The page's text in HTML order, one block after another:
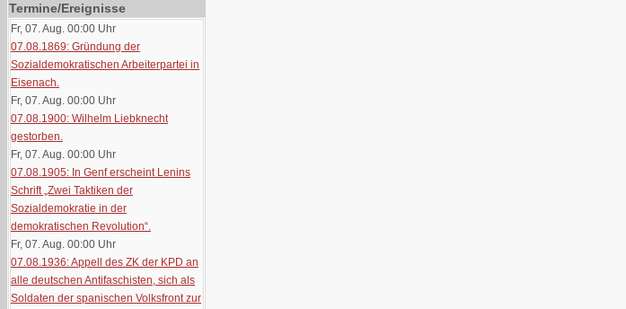
Termine/Ereignisse
Fr, 07. Aug. 00:00 Uhr
07.08.1869: Gründung der
Sozialdemokratischen Arbeiterpartei in
Eisenach.
Fr, 07. Aug. 00:00 Uhr
07.08.1900: Wilhelm Liebknecht
gestorben.
Fr, 07. Aug. 00:00 Uhr
07.08.1905: In Genf erscheint Lenins
Schrift „Zwei Taktiken der
Sozialdemokratie in der
demokratischen Revolution“.
Fr, 07. Aug. 00:00 Uhr
07.08.1936: Appell des ZK der KPD an
alle deutschen Antifaschisten, sich als
Soldaten der spanischen Volksfront zur